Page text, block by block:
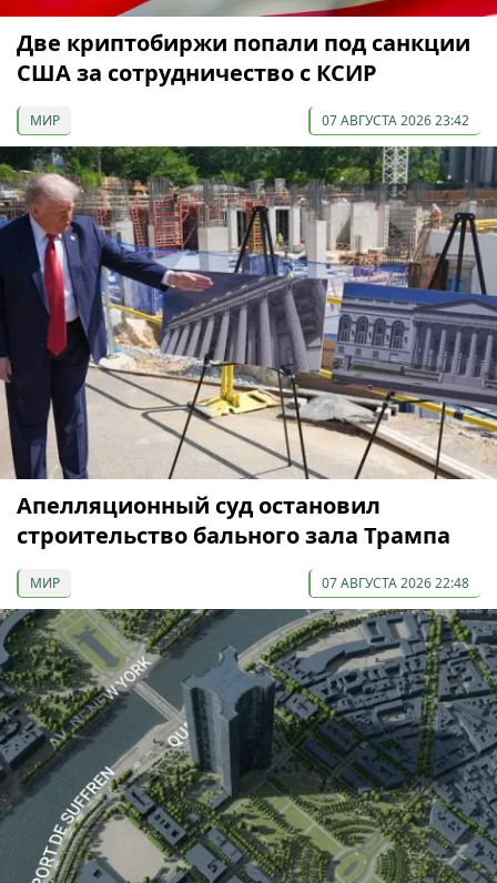
Две криптобиржи попали под санкции
США за сотрудничество с КСИР
МИР 07 АВГУСТА 2026 23:42
Апелляционный суд остановил
строительство бального зала Трампа
МИР 07 АВГУСТА 2026 22:48